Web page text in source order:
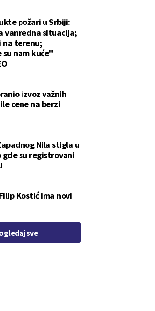
požari u Srbiji:
vanredna situacija;
na terenu;
su nam kuće"
izvoz važnih
cene na berzi
Nila stigla u
gde su registrovani
Kostić ima novi
sve